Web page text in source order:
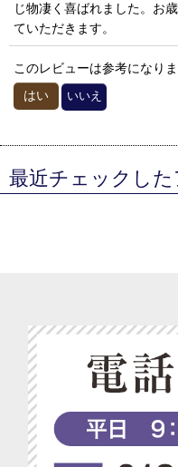
50代
60代～
女性/年代別
～20代
40代
年代:
性別 :
じ物凄く喜ばれました。お
ていただきます。
このレビューは参考になり
はい
いいえ
最近チェックし